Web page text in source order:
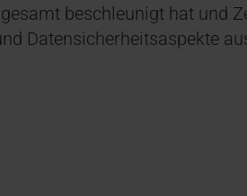
beschleunigt hat und
Datensicherheitsaspekte